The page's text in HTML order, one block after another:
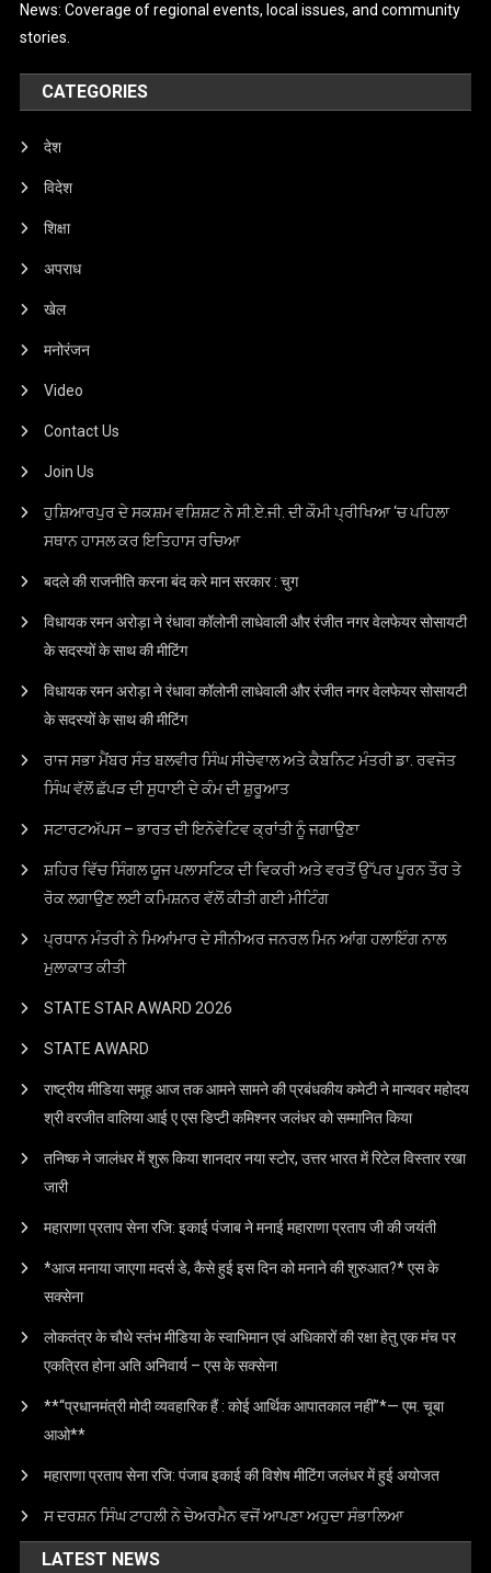
News: Coverage of regional events, local issues, and community
stories.
CATEGORIES
देश
विदेश
शिक्षा
अपराध
खेल
मनोरंजन
Video
Contact Us
Join Us
ਹੁਸ਼ਿਆਰਪੁਰ ਦੇ ਸਕਸ਼ਮ ਵਸ਼ਿਸ਼ਟ ਨੇ ਸੀ.ਏ.ਜੀ. ਦੀ ਕੌਮੀ ਪ੍ਰੀਖਿਆ ‘ਚ ਪਹਿਲਾ
ਸਥਾਨ ਹਾਸਲ ਕਰ ਇਤਿਹਾਸ ਰਚਿਆ
बदले की राजनीति करना बंद करे मान सरकार : चुग
विधायक रमन अरोड़ा ने रंधावा कॉलोनी लाधेवाली और रंजीत नगर वेलफेयर सोसायटी
के सदस्यों के साथ की मीटिंग
विधायक रमन अरोड़ा ने रंधावा कॉलोनी लाधेवाली और रंजीत नगर वेलफेयर सोसायटी
के सदस्यों के साथ की मीटिंग
ਰਾਜ ਸਭਾ ਮੈਂਬਰ ਸੰਤ ਬਲਵੀਰ ਸਿੰਘ ਸੀਚੇਵਾਲ ਅਤੇ ਕੈਬਨਿਟ ਮੰਤਰੀ ਡਾ. ਰਵਜੋਤ
ਸਿੰਘ ਵੱਲੋਂ ਛੱਪੜ ਦੀ ਸੁਧਾਈ ਦੇ ਕੰਮ ਦੀ ਸ਼ੁਰੂਆਤ
ਸਟਾਰਟਅੱਪਸ – ਭਾਰਤ ਦੀ ਇਨੋਵੇਟਿਵ ਕ੍ਰਾਂਤੀ ਨੂੰ ਜਗਾਉਣਾ
ਸ਼ਹਿਰ ਵਿੱਚ ਸਿੰਗਲ ਯੂਜ ਪਲਾਸਟਿਕ ਦੀ ਵਿਕਰੀ ਅਤੇ ਵਰਤੋਂ ਉੱਪਰ ਪੂਰਨ ਤੌਰ ਤੇ
ਰੋਕ ਲਗਾਉਣ ਲਈ ਕਮਿਸ਼ਨਰ ਵੱਲੋਂ ਕੀਤੀ ਗਈ ਮੀਟਿੰਗ
ਪ੍ਰਧਾਨ ਮੰਤਰੀ ਨੇ ਮਿਆਂਮਾਰ ਦੇ ਸੀਨੀਅਰ ਜਨਰਲ ਮਿਨ ਆਂਗ ਹਲਾਇੰਗ ਨਾਲ
ਮੁਲਾਕਾਤ ਕੀਤੀ
STATE STAR AWARD 2O26
STATE AWARD
राष्ट्रीय मीडिया समूह आज तक आमने सामने की प्रबंधकीय कमेटी ने मान्यवर महोदय
श्री वरजीत वालिया आई ए एस डिप्टी कमिश्नर जलंधर को सम्मानित किया
तनिष्क ने जालंधर में शुरू किया शानदार नया स्टोर, उत्तर भारत में रिटेल विस्तार रखा
जारी
महाराणा प्रताप सेना रजि: इकाई पंजाब ने मनाई महाराणा प्रताप जी की जयंती
*आज मनाया जाएगा मदर्स डे, कैसे हुई इस दिन को मनाने की शुरुआत?* एस के
सक्सेना
लोकतंत्र के चौथे स्तंभ मीडिया के स्वाभिमान एवं अधिकारों की रक्षा हेतु एक मंच पर
एकत्रित होना अति अनिवार्य – एस के सक्सेना
**“प्रधानमंत्री मोदी व्यवहारिक हैं : कोई आर्थिक आपातकाल नहीं”*— एम. चूबा
आओ**
महाराणा प्रताप सेना रजि: पंजाब इकाई की विशेष मीटिंग जलंधर में हुई अयोजत
ਸ ਦਰਸ਼ਨ ਸਿੰਘ ਟਾਹਲੀ ਨੇ ਚੇਅਰਮੈਨ ਵਜੋਂ ਆਪਣਾ ਅਹੁਦਾ ਸੰਭਾਲਿਆ
LATEST NEWS